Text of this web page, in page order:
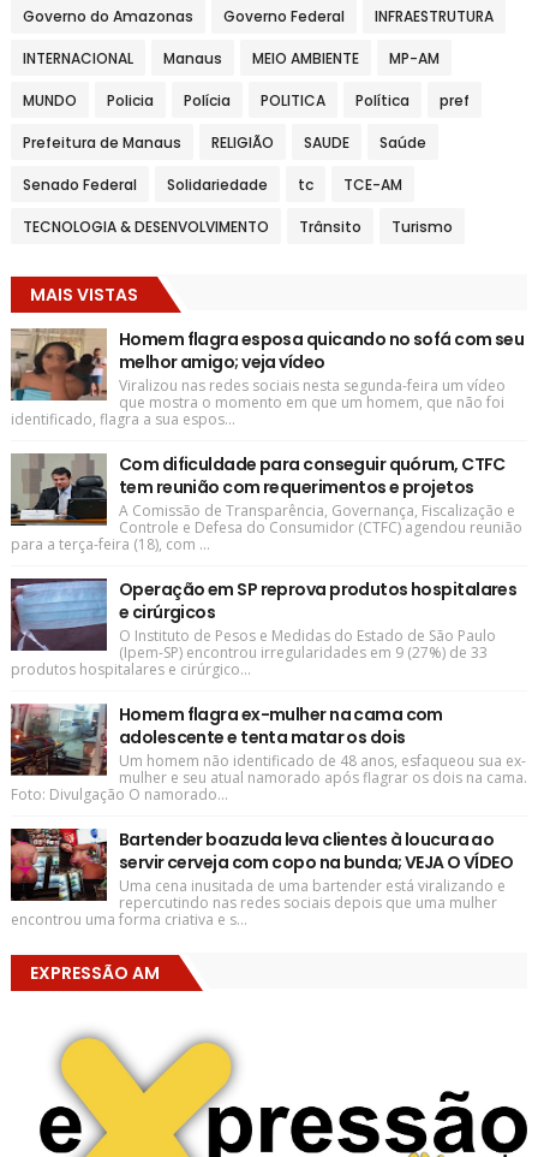
Governo do Amazonas Governo Federal INFRAESTRUTURA
INTERNACIONAL Manaus MEIO AMBIENTE MP-AM
MUNDO Policia Polícia POLITICA Política pref
Prefeitura de Manaus RELIGIÃO SAUDE Saúde
Senado Federal Solidariedade tc TCE-AM
TECNOLOGIA & DESENVOLVIMENTO Trânsito Turismo
MAIS VISTAS
Homem flagra esposa quicando no sofá com seu
melhor amigo; veja vídeo
Viralizou nas redes sociais nesta segunda-feira um vídeo
que mostra o momento em que um homem, que não foi
identificado, flagra a sua espos...
Com dificuldade para conseguir quórum, CTFC
tem reunião com requerimentos e projetos
A Comissão de Transparência, Governança, Fiscalização e
Controle e Defesa do Consumidor (CTFC) agendou reunião
para a terça-feira (18), com ...
Operação em SP reprova produtos hospitalares
e cirúrgicos
O Instituto de Pesos e Medidas do Estado de São Paulo
(Ipem-SP) encontrou irregularidades em 9 (27%) de 33
produtos hospitalares e cirúrgico...
Homem flagra ex-mulher na cama com
adolescente e tenta matar os dois
Um homem não identificado de 48 anos, esfaqueou sua ex-
mulher e seu atual namorado após flagrar os dois na cama.
Foto: Divulgação O namorado...
Bartender boazuda leva clientes à loucura ao
servir cerveja com copo na bunda; VEJA O VÍDEO
Uma cena inusitada de uma bartender está viralizando e
repercutindo nas redes sociais depois que uma mulher
encontrou uma forma criativa e s...
EXPRESSÃO AM